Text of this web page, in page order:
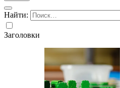
Найти:
Заголовки